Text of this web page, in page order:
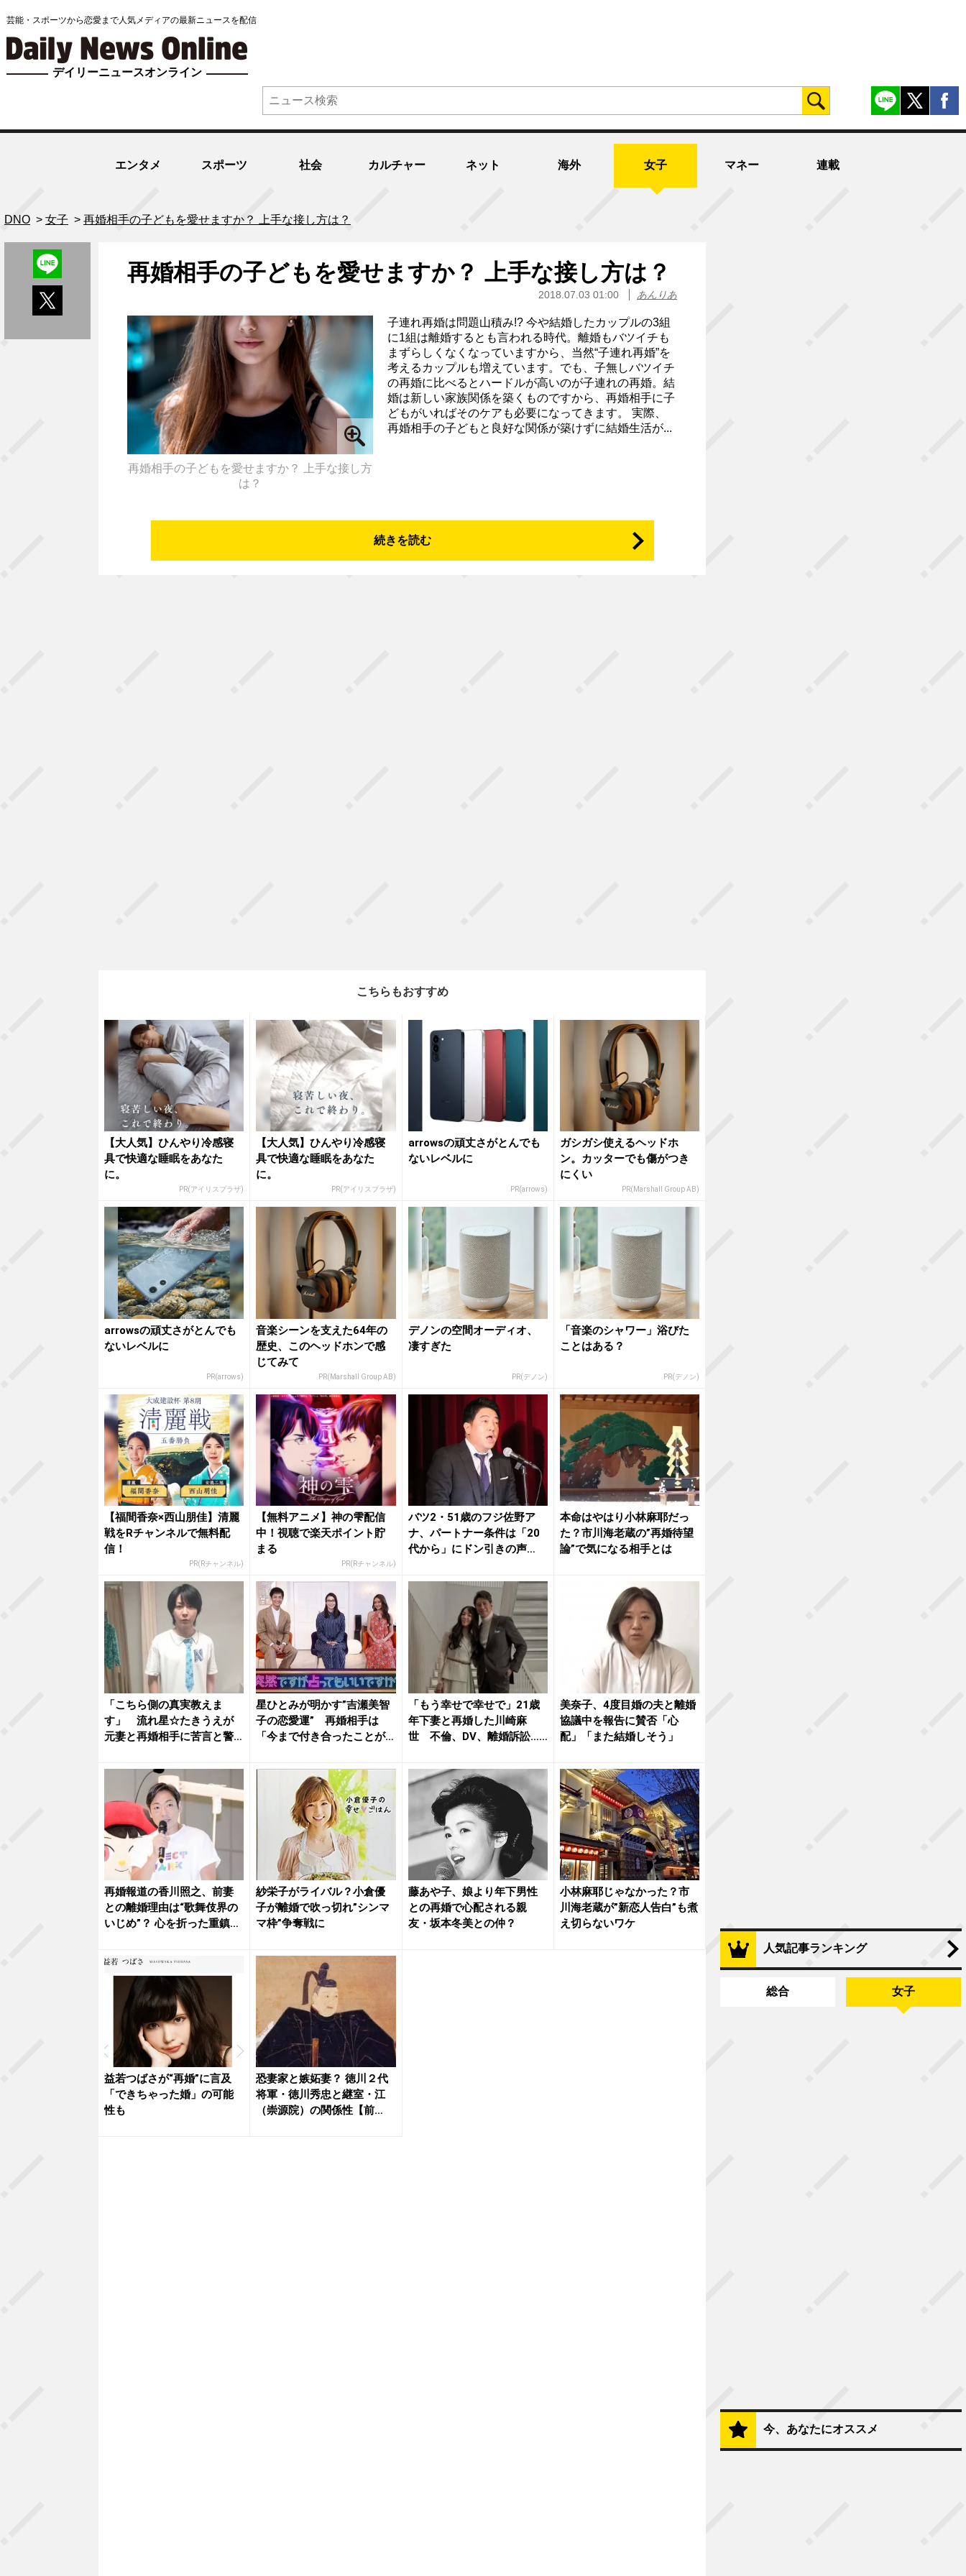
芸能・スポーツから恋愛まで人気メディアの最新ニュースを配信
デイリーニュースオンライン
エンタメ スポーツ 社会 カルチャー ネット 海外 女子 マネー 連載
DNO > 女子 > 再婚相手の子どもを愛せますか？ 上手な接し方は？
再婚相手の子どもを愛せますか？ 上手な接し方は？
2018.07.03 01:00 あんりあ
再婚相手の子どもを愛せますか？ 上手な接し方
は？
子連れ再婚は問題山積み!? 今や結婚したカップルの3組
に1組は離婚するとも言われる時代。離婚もバツイチも
まずらしくなくなっていますから、当然“子連れ再婚”を
考えるカップルも増えています。でも、子無しバツイチ
の再婚に比べるとハードルが高いのが子連れの再婚。結
婚は新しい家族関係を築くものですから、再婚相手に子
どもがいればそのケアも必要になってきます。 実際、
再婚相手の子どもと良好な関係が築けずに結婚生活が...
続きを読む
こちらもおすすめ
【大人気】ひんやり冷感寝
具で快適な睡眠をあなた
に。
PR(アイリスプラザ)
【大人気】ひんやり冷感寝
具で快適な睡眠をあなた
に。
PR(アイリスプラザ)
arrowsの頑丈さがとんでも
ないレベルに
PR(arrows)
ガシガシ使えるヘッドホ
ン。カッターでも傷がつき
にくい
PR(Marshall Group AB)
arrowsの頑丈さがとんでも
ないレベルに
PR(arrows)
音楽シーンを支えた64年の
歴史、このヘッドホンで感
じてみて
PR(Marshall Group AB)
デノンの空間オーディオ、
凄すぎた
PR(デノン)
「音楽のシャワー」浴びた
ことはある？
PR(デノン)
【福間香奈×西山朋佳】清麗
戦をRチャンネルで無料配
信！
PR(Rチャンネル)
【無料アニメ】神の雫配信
中！視聴で楽天ポイント貯
まる
PR(Rチャンネル)
バツ2・51歳のフジ佐野ア
ナ、パートナー条件は「20
代から」にドン引きの声
本命はやはり小林麻耶だっ
た？市川海老蔵の”再婚待望
論”で気になる相手とは
「こちら側の真実教えま
す」 流れ星☆たきうえが
元妻と再婚相手に苦言と警
星ひとみが明かす”吉瀬美智
子の恋愛運” 再婚相手は
「今まで付き合ったことが
「もう幸せで幸せで」21歳
年下妻と再婚した川崎麻
世 不倫、DV、離婚訴訟……
美奈子、4度目婚の夫と離婚
協議中を報告に賛否「心
配」「また結婚しそう」
再婚報道の香川照之、前妻
との離婚理由は“歌舞伎界の
いじめ”？ 心を折った重鎮の
紗栄子がライバル？小倉優
子が離婚で吹っ切れ”シンマ
マ枠”争奪戦に
藤あや子、娘より年下男性
との再婚で心配される親
友・坂本冬美との仲？
小林麻耶じゃなかった？市
川海老蔵が”新恋人告白”も煮
え切らないワケ
益若つばさが“再婚”に言及
「できちゃった婚」の可能
性も
恐妻家と嫉妬妻？ 徳川２代
将軍・徳川秀忠と継室・江
（崇源院）の関係性【前
人気記事ランキング
総合 女子
今、あなたにオススメ